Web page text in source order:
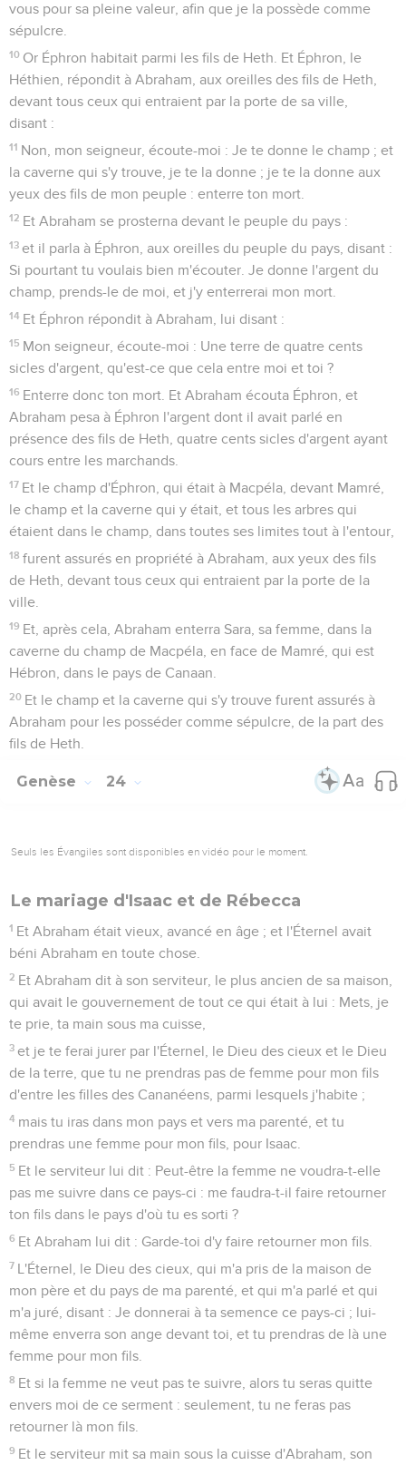
vous pour sa pleine valeur, afin que je la possède comme
sépulcre.
10 Or Éphron habitait parmi les fils de Heth. Et Éphron, le
Héthien, répondit à Abraham, aux oreilles des fils de Heth,
devant tous ceux qui entraient par la porte de sa ville,
disant :
11 Non, mon seigneur, écoute-moi : Je te donne le champ ; et
la caverne qui s'y trouve, je te la donne ; je te la donne aux
yeux des fils de mon peuple : enterre ton mort.
12 Et Abraham se prosterna devant le peuple du pays :
13 et il parla à Éphron, aux oreilles du peuple du pays, disant :
Si pourtant tu voulais bien m'écouter. Je donne l'argent du
champ, prends-le de moi, et j'y enterrerai mon mort.
14 Et Éphron répondit à Abraham, lui disant :
15 Mon seigneur, écoute-moi : Une terre de quatre cents
sicles d'argent, qu'est-ce que cela entre moi et toi ?
16 Enterre donc ton mort. Et Abraham écouta Éphron, et
Abraham pesa à Éphron l'argent dont il avait parlé en
présence des fils de Heth, quatre cents sicles d'argent ayant
cours entre les marchands.
17 Et le champ d'Éphron, qui était à Macpéla, devant Mamré,
le champ et la caverne qui y était, et tous les arbres qui
étaient dans le champ, dans toutes ses limites tout à l'entour,
18 furent assurés en propriété à Abraham, aux yeux des fils
de Heth, devant tous ceux qui entraient par la porte de la
ville.
19 Et, après cela, Abraham enterra Sara, sa femme, dans la
caverne du champ de Macpéla, en face de Mamré, qui est
Hébron, dans le pays de Canaan.
20 Et le champ et la caverne qui s'y trouve furent assurés à
Abraham pour les posséder comme sépulcre, de la part des
fils de Heth.
Genèse 24
Seuls les Évangiles sont disponibles en vidéo pour le moment.
Le mariage d'Isaac et de Rébecca
1 Et Abraham était vieux, avancé en âge ; et l'Éternel avait
béni Abraham en toute chose.
2 Et Abraham dit à son serviteur, le plus ancien de sa maison,
qui avait le gouvernement de tout ce qui était à lui : Mets, je
te prie, ta main sous ma cuisse,
3 et je te ferai jurer par l'Éternel, le Dieu des cieux et le Dieu
de la terre, que tu ne prendras pas de femme pour mon fils
d'entre les filles des Cananéens, parmi lesquels j'habite ;
4 mais tu iras dans mon pays et vers ma parenté, et tu
prendras une femme pour mon fils, pour Isaac.
5 Et le serviteur lui dit : Peut-être la femme ne voudra-t-elle
pas me suivre dans ce pays-ci : me faudra-t-il faire retourner
ton fils dans le pays d'où tu es sorti ?
6 Et Abraham lui dit : Garde-toi d'y faire retourner mon fils.
7 L'Éternel, le Dieu des cieux, qui m'a pris de la maison de
mon père et du pays de ma parenté, et qui m'a parlé et qui
m'a juré, disant : Je donnerai à ta semence ce pays-ci ; lui-
même enverra son ange devant toi, et tu prendras de là une
femme pour mon fils.
8 Et si la femme ne veut pas te suivre, alors tu seras quitte
envers moi de ce serment : seulement, tu ne feras pas
retourner là mon fils.
9 Et le serviteur mit sa main sous la cuisse d'Abraham, son